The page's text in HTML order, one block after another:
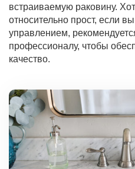
встраиваемую раковину.
относительно прост, если
управлением,
профессионалу, чтобы
качество.